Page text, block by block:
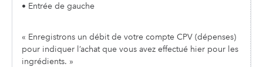
• Entrée de gauche
« Enregistrons un débit de votre compte CPV (dépenses)
pour indiquer l’achat que vous avez effectué hier pour les
ingrédients. »